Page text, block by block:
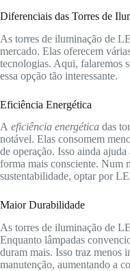
Diferenciais das Torres de
As torres de iluminação de
mercado. Elas oferecem
tecnologias. Aqui, falaremos
essa opção tão interessante.
Eficiência Energética
A eficiência energética das
notável. Elas consomem
de operação. Isso ainda
forma mais consciente. Num
sustentabilidade, optar por
Maior Durabilidade
As torres de iluminação de
Enquanto lâmpadas
duram mais. Isso traz menos
manutenção, aumentando a